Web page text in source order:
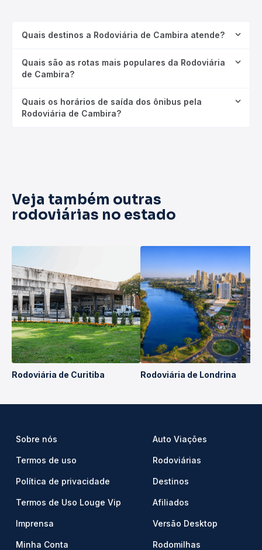
Quais destinos a Rodoviária de Cambira atende?
Quais são as rotas mais populares da Rodoviária
de Cambira?
Quais os horários de saída dos ônibus pela
Rodoviária de Cambira?
Veja também outras
rodoviárias no estado
Rodoviária de Curitiba Rodoviária de Londrina
Sobre nós
Termos de uso
Política de privacidade
Termos de Uso Louge Vip
Imprensa
Minha Conta
Auto Viações
Rodoviárias
Destinos
Afiliados
Versão Desktop
Rodomilhas